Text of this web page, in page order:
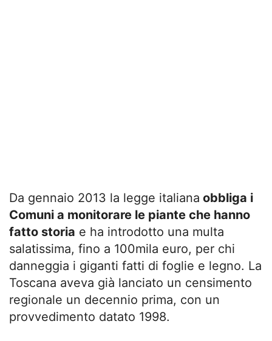
Da gennaio 2013 la legge italiana obbliga i
Comuni a monitorare le piante che hanno
fatto storia e ha introdotto una multa
salatissima, fino a 100mila euro, per chi
danneggia i giganti fatti di foglie e legno. La
Toscana aveva già lanciato un censimento
regionale un decennio prima, con un
provvedimento datato 1998.